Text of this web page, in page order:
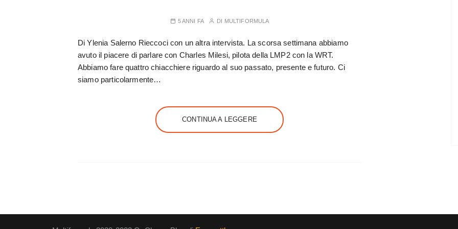
5 ANNI FA DI MULTIFORMULA
Di Ylenia Salerno Rieccoci con un altra intervista. La scorsa settimana abbiamo
avuto il piacere di parlare con Charles Milesi, pilota della LMP2 con la WRT.
Abbiamo fare quattro chiacchiere riguardo al suo passato, presente e futuro. Ci
siamo particolarmente…
CONTINUA A LEGGERE